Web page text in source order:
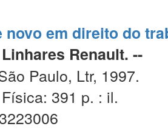
novo em direito do
Renault. --
Paulo, Ltr, 1997.
391 p. : il.